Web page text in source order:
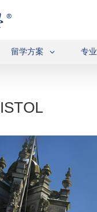
留学方案 专业